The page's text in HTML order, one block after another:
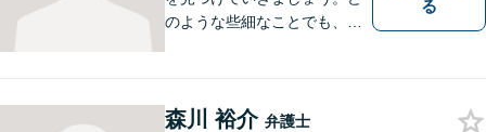
のような些細なことでも、ま
る
森川 裕介 弁護士